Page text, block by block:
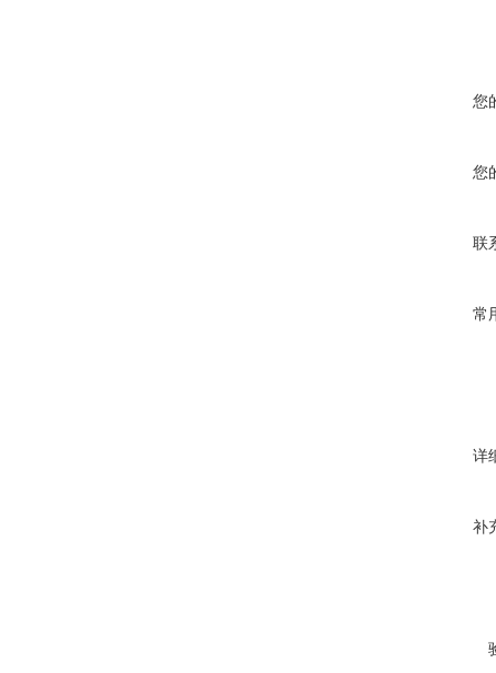
您
您
联
常
详
补